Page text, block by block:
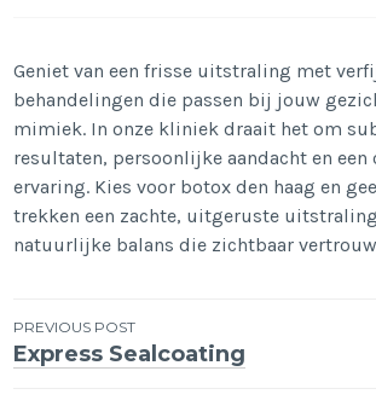
Geniet van een frisse uitstraling met
behandelingen die passen bij jouw
mimiek. In onze kliniek draait het om
resultaten, persoonlijke aandacht en een
ervaring. Kies voor botox den haag en
trekken een zachte, uitgeruste
natuurlijke balans die zichtbaar
Post
navigation
PREVIOUS POST
Express Sealcoating